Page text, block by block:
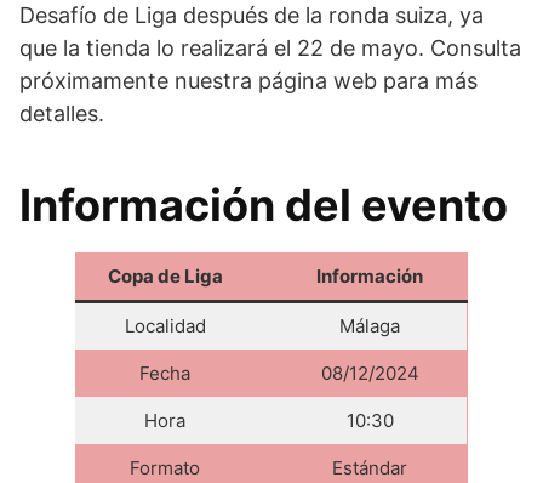
Desafío de Liga después de la ronda suiza, ya
que la tienda lo realizará el 22 de mayo. Consulta
próximamente nuestra página web para más
detalles.
Información del evento
Copa de Liga Información
Localidad Málaga
Fecha 08/12/2024
Hora 10:30
Formato Estándar